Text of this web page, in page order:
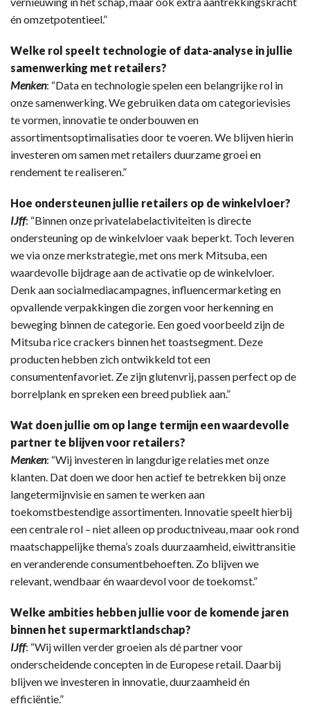
én omzetpotentieel.”
Welke rol speelt technologie of data-analyse in jullie
samenwerking met retailers?
Menken: “Data en technologie spelen een belangrijke rol in
onze samenwerking. We gebruiken data om categorievisies
te vormen, innovatie te onderbouwen en
assortimentsoptimalisaties door te voeren. We blijven hierin
investeren om samen met retailers duurzame groei en
rendement te realiseren.”
Hoe ondersteunen jullie retailers op de winkelvloer?
IJff: “Binnen onze privatelabelactiviteiten is directe
ondersteuning op de winkelvloer vaak beperkt. Toch leveren
we via onze merkstrategie, met ons merk Mitsuba, een
waardevolle bijdrage aan de activatie op de winkelvloer.
Denk aan socialmediacampagnes, influencermarketing en
opvallende verpakkingen die zorgen voor herkenning en
beweging binnen de categorie. Een goed voorbeeld zijn de
Mitsuba rice crackers binnen het toastsegment. Deze
producten hebben zich ontwikkeld tot een
consumentenfavoriet. Ze zijn glutenvrij, passen perfect op de
borrelplank en spreken een breed publiek aan.”
Wat doen jullie om op lange termijn een waardevolle
partner te blijven voor retailers?
Menken: “Wij investeren in langdurige relaties met onze
klanten. Dat doen we door hen actief te betrekken bij onze
langetermijnvisie en samen te werken aan
toekomstbestendige assortimenten. Innovatie speelt hierbij
een centrale rol – niet alleen op productniveau, maar ook rond
maatschappelijke thema’s zoals duurzaamheid, eiwittransitie
en veranderende consumentbehoeften. Zo blijven we
relevant, wendbaar én waardevol voor de toekomst.”
Welke ambities hebben jullie voor de komende jaren
binnen het supermarktlandschap?
IJff: “Wij willen verder groeien als dé partner voor
onderscheidende concepten in de Europese retail. Daarbij
blijven we investeren in innovatie, duurzaamheid én
efficiëntie.”